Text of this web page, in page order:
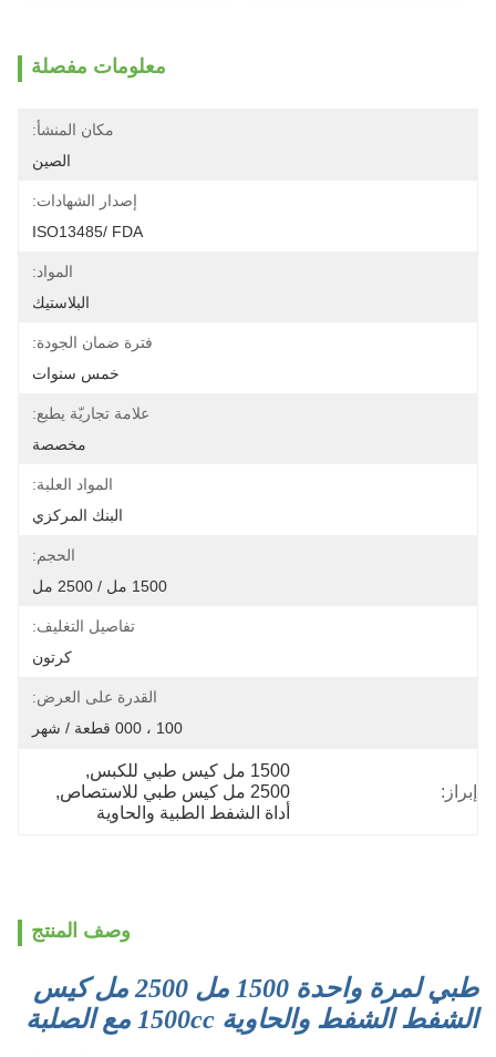
معلومات مفصلة
مكان المنشأ:
الصين
إصدار الشهادات:
ISO13485/ FDA
المواد:
البلاستيك
فترة ضمان الجودة:
خمس سنوات
علامة تجاريّة يطبع:
مخصصة
المواد العلبة:
البنك المركزي
الحجم:
1500 مل / 2500 مل
تفاصيل التغليف:
كرتون
القدرة على العرض:
100 ، 000 قطعة / شهر
إبراز:
1500 مل كيس طبي للكبس
,
2500 مل كيس طبي للاستصاص
,
أداة الشفط الطبية والحاوية
وصف المنتج
طبي لمرة واحدة 1500 مل 2500 مل كيس
الشفط الشفط والحاوية 1500cc مع الصلبة